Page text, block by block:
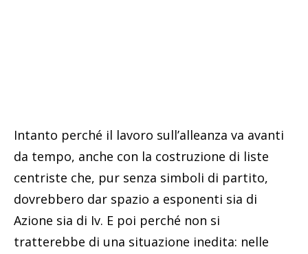
Intanto perché il lavoro sull’alleanza va avanti
da tempo, anche con la costruzione di liste
centriste che, pur senza simboli di partito,
dovrebbero dar spazio a esponenti sia di
Azione sia di Iv. E poi perché non si
tratterebbe di una situazione inedita: nelle